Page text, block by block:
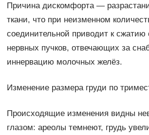
Причина дискомфорта —
ткани, что при неизменном
соединительной приводит к сжатию
нервных пучков, отвечающих за
иннервацию молочных желёз.
Изменение размера груди по
Происходящие изменения видны
глазом: ареолы темнеют, грудь